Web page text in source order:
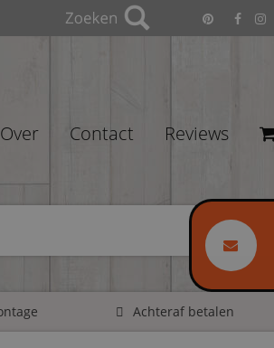
Over Contact Reviews
Achteraf betalen